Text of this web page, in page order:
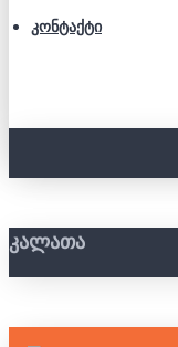
ᲙᲝᲜᲢᲐᲥᲢᲘ
ᲙᲐᲚᲐᲗᲐ